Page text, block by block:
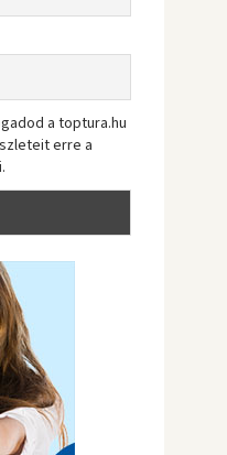
a toptura.hu
erre a